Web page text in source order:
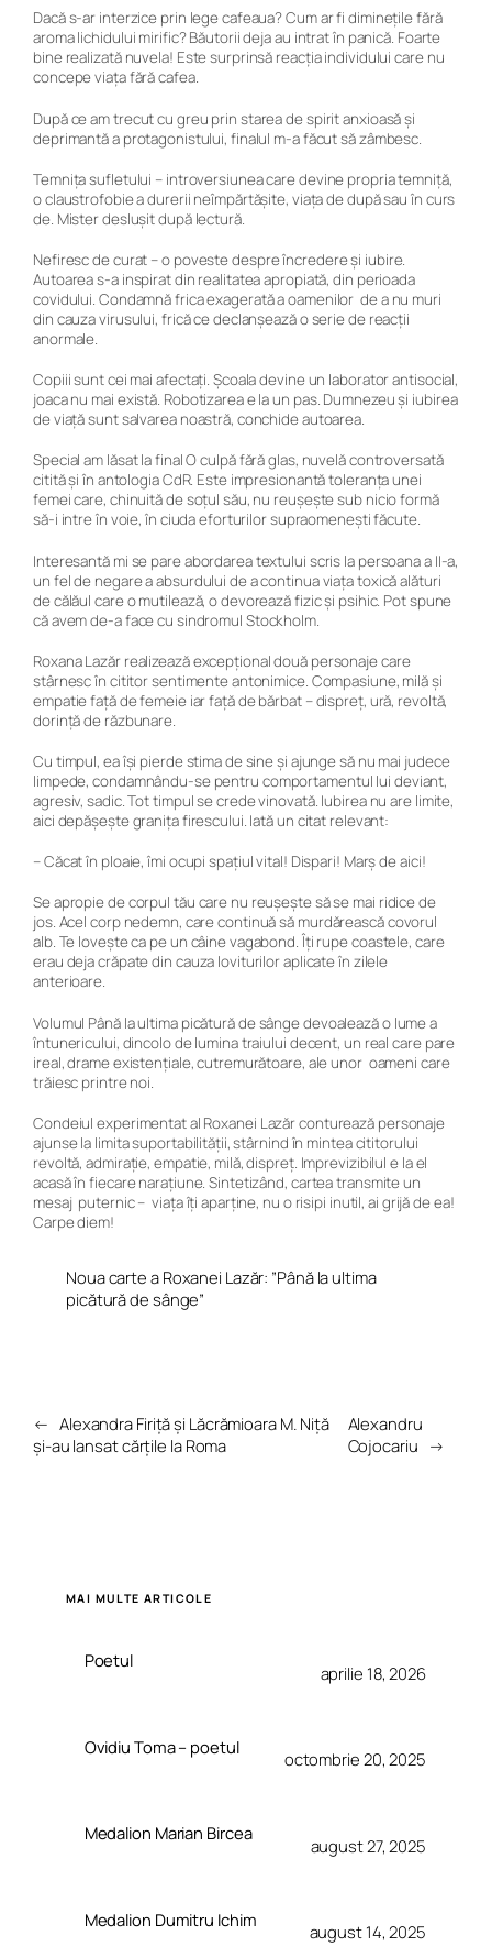
Dacă s-ar interzice prin lege cafeaua? Cum ar fi diminețile fără
aroma lichidului mirific? Băutorii deja au intrat în panică. Foarte
bine realizată nuvela! Este surprinsă reacția individului care nu
concepe viața fără cafea.
După ce am trecut cu greu prin starea de spirit anxioasă și
deprimantă a protagonistului, finalul m-a făcut să zâmbesc.
Temnița sufletului – introversiunea care devine propria temniță,
o claustrofobie a durerii neîmpărtășite, viața de după sau în curs
de. Mister deslușit după lectură.
Nefiresc de curat – o poveste despre încredere și iubire.
Autoarea s-a inspirat din realitatea apropiată, din perioada
covidului. Condamnă frica exagerată a oamenilor de a nu muri
din cauza virusului, frică ce declanșează o serie de reacții
anormale.
Copiii sunt cei mai afectați. Școala devine un laborator antisocial,
joaca nu mai există. Robotizarea e la un pas. Dumnezeu și iubirea
de viață sunt salvarea noastră, conchide autoarea.
Special am lăsat la finalO culpă fără glas, nuvelă controversată
citită și în antologia CdR. Este impresionantă toleranța unei
femei care, chinuită de soțul său, nu reușește sub nicio formă
să-i intre în voie, în ciuda eforturilor supraomenești făcute.
Interesantă mi se pare abordarea textului scris la persoana a II-a,
un fel de negare a absurdului de a continua viața toxică alături
de călăul care o mutilează, o devorează fizic și psihic. Pot spune
că avem de-a face cu sindromul Stockholm.
Roxana Lazăr realizează excepțional două personaje care
stârnesc în cititor sentimente antonimice. Compasiune, milă și
empatie față de femeie iar față de bărbat – dispreț, ură, revoltă,
dorință de răzbunare.
Cu timpul, ea își pierde stima de sine și ajunge să nu mai judece
limpede, condamnându-se pentru comportamentul lui deviant,
agresiv, sadic. Tot timpul se crede vinovată. Iubirea nu are limite,
aici depășește granița firescului. Iată un citat relevant:
–Căcat în ploaie, îmi ocupi spațiul vital! Dispari! Marș de aici!
Se apropie de corpul tău care nu reușește să se mai ridice de
jos. Acel corp nedemn, care continuă să murdărească covorul
alb. Te lovește ca pe un câine vagabond. Îți rupe coastele, care
erau deja crăpate din cauza loviturilor aplicate în zilele
anterioare.
Volumul Până la ultima picătură de sângedevoalează o lume a
întunericului, dincolo de lumina traiului decent, un real care pare
ireal, drame existențiale, cutremurătoare, ale unor oameni care
trăiesc printre noi.
Condeiul experimentat al Roxanei Lazăr conturează personaje
ajunse la limita suportabilității, stârnind în mintea cititorului
revoltă, admirație, empatie, milă, dispreț. Imprevizibilul e la el
acasă în fiecare narațiune. Sintetizând, cartea transmite un
mesaj puternic – viața îți aparține, nu o risipi inutil, ai grijă de ea!
Carpe diem!
Noua carte a Roxanei Lazăr: ”Până la ultima
picătură de sânge”
← Alexandra Firiță și Lăcrămioara M. Niță
și-au lansat cărțile la Roma
Alexandru
Cojocariu →
MAI MULTE ARTICOLE
Poetul
aprilie 18, 2026
Ovidiu Toma – poetul
octombrie 20, 2025
Medalion Marian Bircea
august 27, 2025
Medalion Dumitru Ichim
august 14, 2025